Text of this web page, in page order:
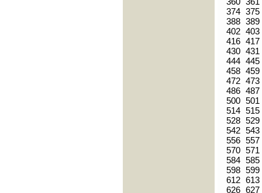
374 375
388 389
402 403
416 417
430 431
444 445
458 459
472 473
486 487
500 501
514 515
528 529
542 543
556 557
570 571
584 585
598 599
612 613
626 627